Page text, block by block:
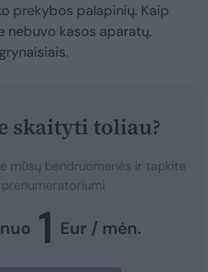
prekybos palapinių. Kaip
nebuvo kasos aparatų,
skaityti toliau?
mūsų bendruomenės ir tapkite
prenumeratoriumi
1 Eur / mėn.